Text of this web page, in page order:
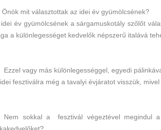
Önök mit választottak az idei év gyümölcsének?
év gyümölcsének a sárgamuskotály szőlőt
a különlegességet kedvelők népszerű italává
Ezzel vagy más különlegességgel, egyedi
fesztiválra még a tavalyi évjáratot visszük,
Nem sokkal a fesztivál végeztével megindul